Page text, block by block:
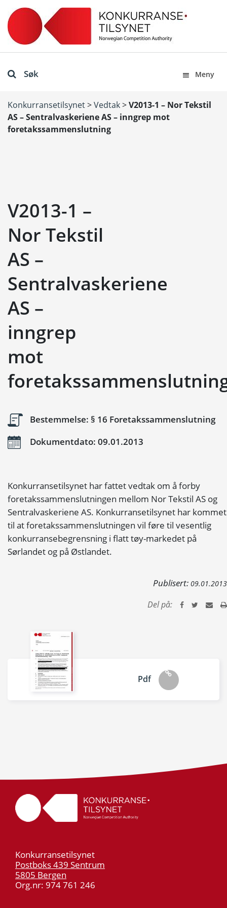
Søk Meny
Konkurransetilsynet>Vedtak>V2013-1 – Nor Tekstil
AS – Sentralvaskeriene AS – inngrep mot
foretakssammenslutning
V2013-1 –
Nor Tekstil
AS –
Sentralvaskeriene
AS –
inngrep
mot
Bestemmelse: § 16 Foretakssammenslutning
Dokumentdato: 09.01.2013
Konkurransetilsynet har fattet vedtak om å forby
foretakssammenslutningen mellom Nor Tekstil AS og
Sentralvaskeriene AS. Konkurransetilsynet har kommet
til at foretakssammenslutningen vil føre til vesentlig
konkurransebegrensning i flatt tøy-markedet på
Sørlandet og på Østlandet.
Publisert: 09.01.2013
Del på:
Pdf
Konkurransetilsynet
Postboks 439 Sentrum
5805 Bergen
Org.nr: 974 761 246